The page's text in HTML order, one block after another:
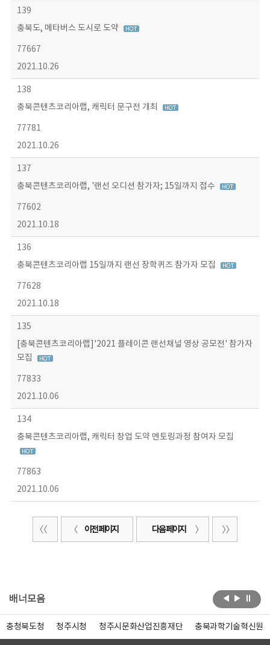
139
충북도, 메타버스 도시로 도약
77667
2021.10.26
138
충북콘텐츠코리아랩, 캐릭터 문구전 개최
77781
2021.10.26
137
충북콘텐츠코리아랩, '랜선 오디션 참가자; 15일까지 접수
77602
2021.10.18
136
충북콘텐츠코리아랩 15일까지 랜선 장학퀴즈 참가자 모집
77628
2021.10.18
135
[충북콘텐츠코리아랩]'2021 플레이콘 랜선채널 영상 공모전' 참가자
모집
77833
2021.10.06
134
충북콘텐츠코리아랩, 캐릭터 창업 도약 멘토링과정 참여자 모집
77863
2021.10.06
이전 페이지 다음 페이지
배너모음
충청북도청 청주시청 청주시문화산업진흥재단 충북과학기술혁신원